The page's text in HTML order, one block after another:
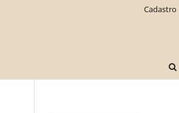
Cadastro